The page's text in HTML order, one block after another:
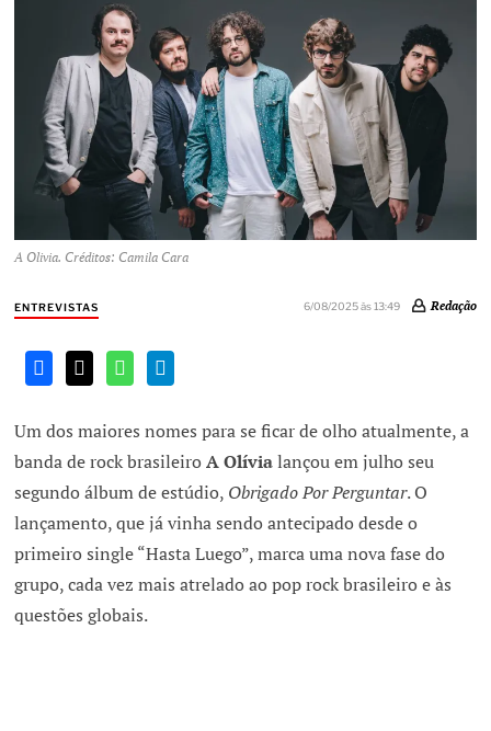
A Olivia. Créditos: Camila Cara
ENTREVISTAS 6/08/2025 às 13:49 Redação
Um dos maiores nomes para se ficar de olho atualmente, a
banda de rock brasileiroA Olívialançou em julho seu
segundo álbum de estúdio, Obrigado Por Perguntar. O
lançamento, que já vinha sendo antecipado desde o
primeiro single “Hasta Luego”, marca uma nova fase do
grupo, cada vez mais atrelado ao pop rock brasileiro e às
questões globais.